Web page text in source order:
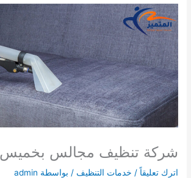
شركة تنظيف مجالس
اترك تعليقاً / خدمات التنظيف / بواسطة admin